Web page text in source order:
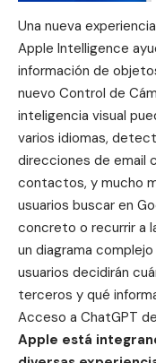
Una nueva
Apple Intelligence
información de
nuevo Control de
inteligencia visual
varios idiomas,
direcciones de email
contactos, y mucho
usuarios buscar en
concreto o recurrir a
un diagrama
usuarios decidirán
terceros y qué
Acceso a ChatGPT
Apple está